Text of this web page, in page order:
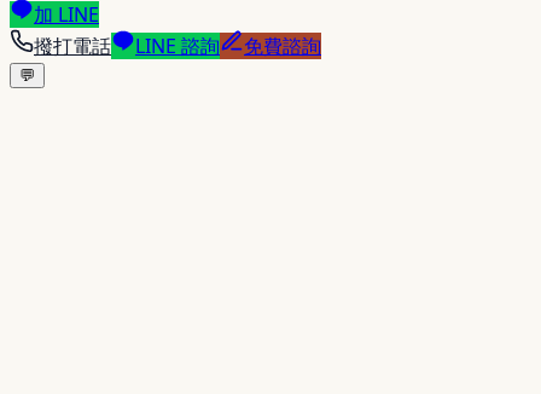
加 LINE
撥打電話
LINE 諮詢 免費諮詢
💬